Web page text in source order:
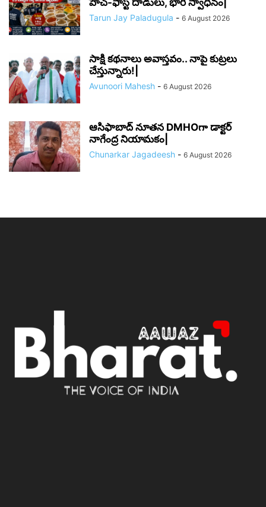
హెచ్-ఫాస్ట్ దాడులు, భారీ స్వాధీనం|
Tarun Jay Paladugula - 6 August 2026
సాక్షి కథనాలు అవాస్తవం.. నాపై కుట్రలు
చేస్తున్నారు!|
Avunoori Mahesh - 6 August 2026
ఆసిఫాబాద్ నూతన DMHOగా డాక్టర్
నాగేంద్ర నియామకం|
Chunarkar Jagadeesh - 6 August 2026